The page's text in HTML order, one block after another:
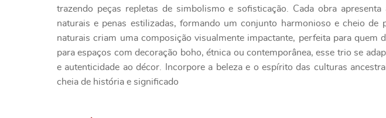
trazendo peças repletas de simbolismo e sofisticação. Cada obra
naturais e penas estilizadas, formando um conjunto harmonioso e cheio
naturais criam uma composição visualmente impactante, perfeita para quem
para espaços com decoração boho, étnica ou contemporânea, esse trio se
e autenticidade ao décor. Incorpore a beleza e o espírito das culturas
cheia de história e significado